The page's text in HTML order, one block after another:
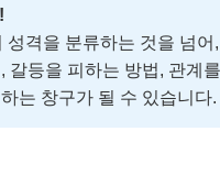
성격을 분류하는 것을 넘어
갈등을 피하는 방법, 관계를
는 창구가 될 수 있습니다.